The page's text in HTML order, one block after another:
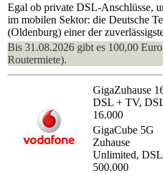
Egal ob private DSL-Anschlüsse,
im mobilen Sektor: die Deutsche
(Oldenburg) einer der
Bis 31.08.2026 gibt es 100,00
Routermiete).
GigaZuhause
DSL + TV,
16.000
GigaCube 5G
Zuhause
Unlimited, DSL
500.000